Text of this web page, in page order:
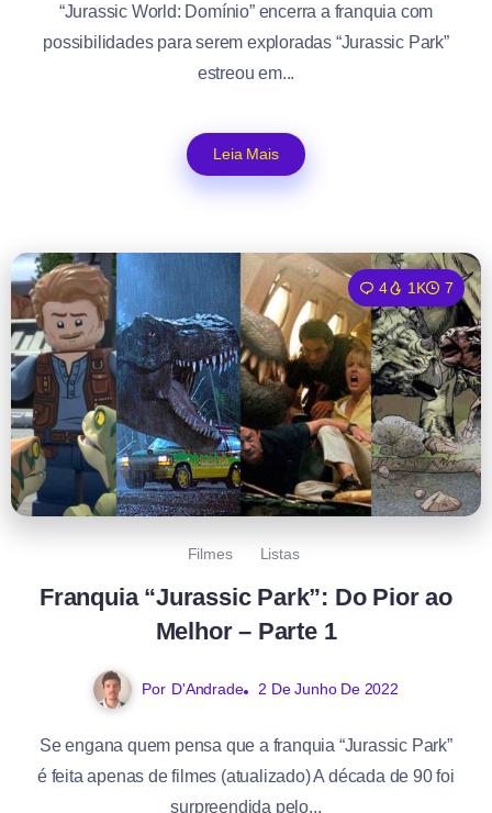
“Jurassic World: Domínio” encerra a franquia com
possibilidades para serem exploradas “Jurassic Park”
estreou em...
Leia Mais
4 1K 7
Filmes Listas
Franquia “Jurassic Park”: Do Pior ao
Melhor – Parte 1
Por D'Andrade 2 De Junho De 2022
Se engana quem pensa que a franquia “Jurassic Park”
é feita apenas de filmes (atualizado) A década de 90 foi
surpreendida pelo...